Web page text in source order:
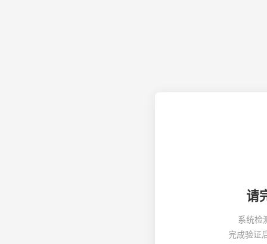
请
系统检
完成验证